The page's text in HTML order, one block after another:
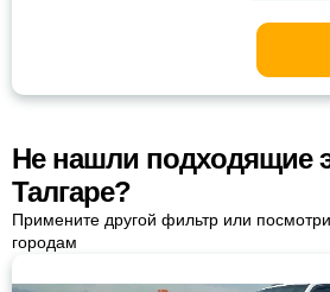
Не нашли подходящие
Талгаре?
Примените другой фильтр или
городам